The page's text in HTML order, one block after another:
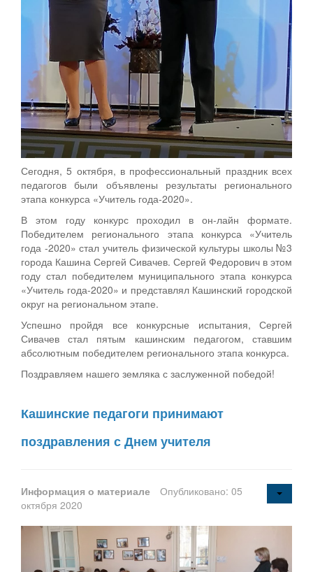
Сегодня, 5 октября, в профессиональный праздник всех
педагогов были объявлены результаты регионального
этапа конкурса «Учитель года-2020».
В этом году конкурс проходил в он-лайн формате.
Победителем регионального этапа конкурса «Учитель
года -2020» стал учитель физической культуры школы №3
города Кашина Сергей Сивачев. Сергей Федорович в этом
году стал победителем муниципального этапа конкурса
«Учитель года-2020» и представлял Кашинский городской
округ на региональном этапе.
Успешно пройдя все конкурсные испытания, Сергей
Сивачев стал пятым кашинским педагогом, ставшим
абсолютным победителем регионального этапа конкурса.
Поздравляем нашего земляка с заслуженной победой!
Кашинские педагоги принимают
поздравления с Днем учителя
Информация о материале
Опубликовано: 05
октября 2020